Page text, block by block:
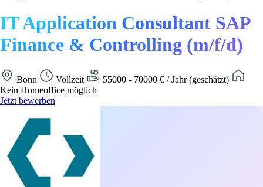
IT Application Consultant SAP
Finance & Controlling (m/f/d)
Bonn Vollzeit
55000 - 70000 € / Jahr (geschätzt)
Kein Homeoffice möglich
Jetzt bewerben